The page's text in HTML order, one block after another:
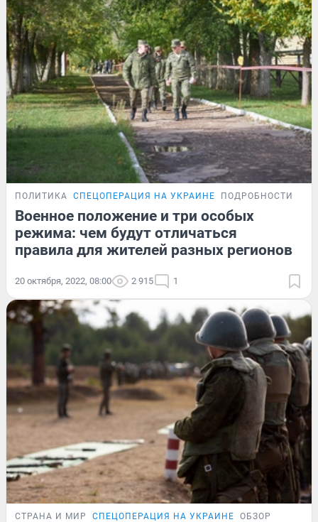
ПОЛИТИКА СПЕЦОПЕРАЦИЯ НА УКРАИНЕ ПОДРОБНОСТИ
Военное положение и три особых
режима: чем будут отличаться
правила для жителей разных регионов
20 октября, 2022, 08:00 2 915 1
СТРАНА И МИР СПЕЦОПЕРАЦИЯ НА УКРАИНЕ ОБЗОР